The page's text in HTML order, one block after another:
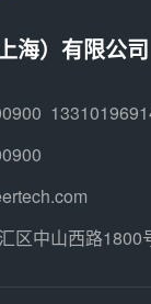
海）有限公司
区中山西路